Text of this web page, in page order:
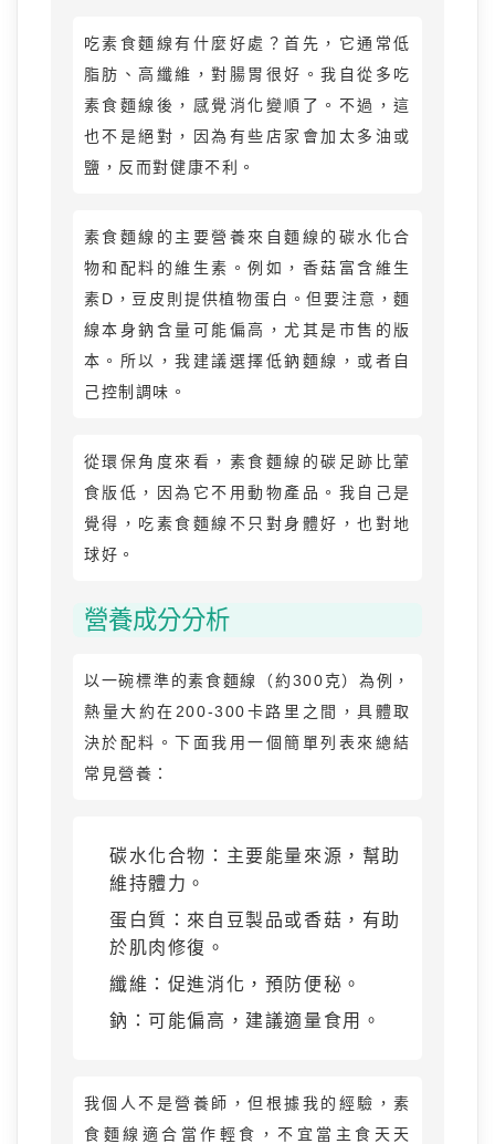
吃素食麵線有什麼好處？首先，它通常低
脂肪、高纖維，對腸胃很好。我自從多吃
素食麵線後，感覺消化變順了。不過，這
也不是絕對，因為有些店家會加太多油或
鹽，反而對健康不利。
素食麵線的主要營養來自麵線的碳水化合
物和配料的維生素。例如，香菇富含維生
素D，豆皮則提供植物蛋白。但要注意，麵
線本身鈉含量可能偏高，尤其是市售的版
本。所以，我建議選擇低鈉麵線，或者自
己控制調味。
從環保角度來看，素食麵線的碳足跡比葷
食版低，因為它不用動物產品。我自己是
覺得，吃素食麵線不只對身體好，也對地
球好。
營養成分分析
以一碗標準的素食麵線（約300克）為例，
熱量大約在200-300卡路里之間，具體取
決於配料。下面我用一個簡單列表來總結
常見營養：
碳水化合物：主要能量來源，幫助
維持體力。
蛋白質：來自豆製品或香菇，有助
於肌肉修復。
纖維：促進消化，預防便秘。
鈉：可能偏高，建議適量食用。
我個人不是營養師，但根據我的經驗，素
食麵線適合當作輕食，不宜當主食天天